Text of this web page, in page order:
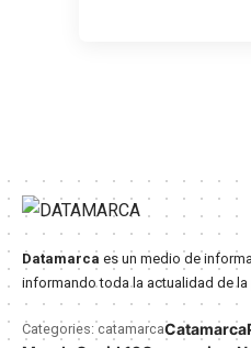
Datamarca es un medio de
informando toda la actualidad de
Categories: catamarcaCatamarca